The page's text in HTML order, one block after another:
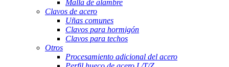
Malla de alambre
Clavos de acero
Uñas comunes
Clavos para hormigón
Clavos para techos
Otros
Procesamiento adicional del acero